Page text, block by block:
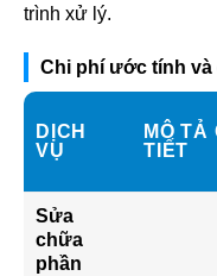
trình xử lý.
Chi phí ước tính và
DỊCH
VỤ
MÔ TẢ
TIẾT
Sửa
chữa
phần